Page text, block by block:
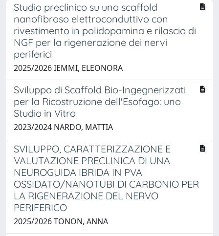
Studio preclinico su uno scaffold
nanofibroso elettroconduttivo con
rivestimento in polidopamina e rilascio di
NGF per la rigenerazione dei nervi
periferici
2025/2026 IEMMI, ELEONORA
Sviluppo di Scaffold Bio-Ingegnerizzati
per la Ricostruzione dell'Esofago: uno
Studio in Vitro
2023/2024 NARDO, MATTIA
SVILUPPO, CARATTERIZZAZIONE E
VALUTAZIONE PRECLINICA DI UNA
NEUROGUIDA IBRIDA IN PVA
OSSIDATO/NANOTUBI DI CARBONIO PER
LA RIGENERAZIONE DEL NERVO
PERIFERICO
2025/2026 TONON, ANNA